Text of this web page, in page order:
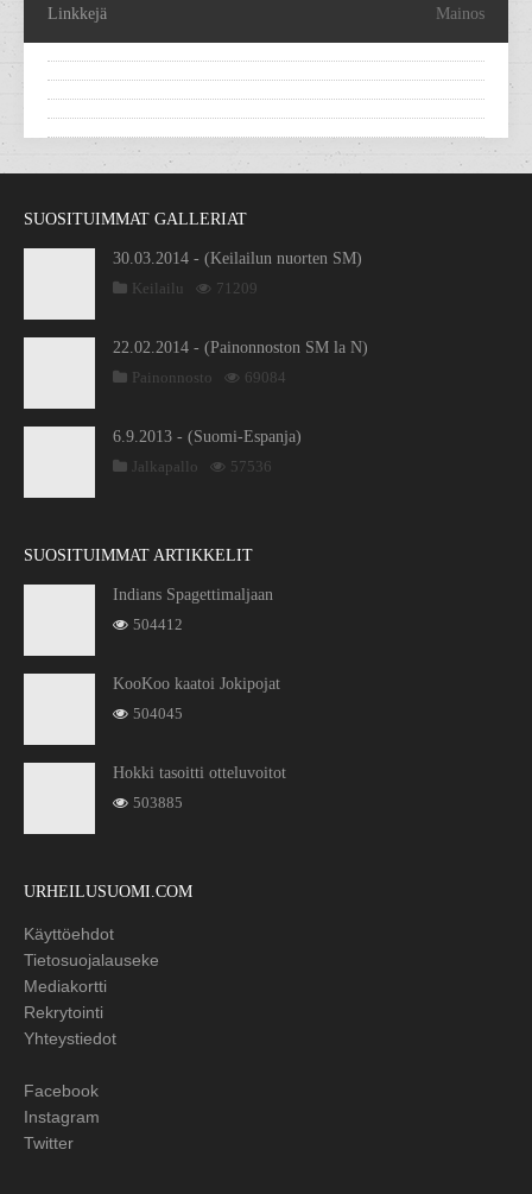
Linkkejä Mainos
SUOSITUIMMAT GALLERIAT
30.03.2014 - (Keilailun nuorten SM)
Keilailu
71209
22.02.2014 - (Painonnoston SM la N)
Painonnosto
69084
6.9.2013 - (Suomi-Espanja)
Jalkapallo
57536
SUOSITUIMMAT ARTIKKELIT
Indians Spagettimaljaan
504412
KooKoo kaatoi Jokipojat
504045
Hokki tasoitti otteluvoitot
503885
URHEILUSUOMI.COM
Käyttöehdot
Tietosuojalauseke
Mediakortti
Rekrytointi
Yhteystiedot
Facebook
Instagram
Twitter